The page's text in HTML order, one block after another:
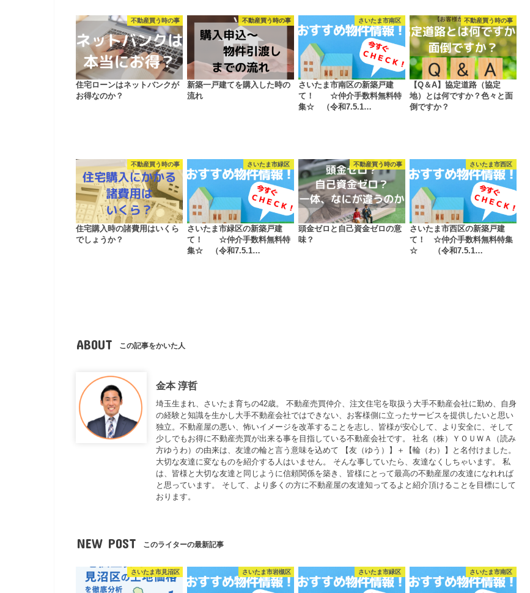
不動産買う時の事
住宅ローンはネットバンクが
お得なのか？
不動産買う時の事
新築一戸建てを購入した時の
流れ
さいたま市南区
さいたま市南区の新築戸建
て！ ☆仲介手数料無料特
集☆ （令和7.5.1…
不動産買う時の事
【Q＆A】協定道路（協定
地）とは何ですか？色々と面
倒ですか？
不動産買う時の事
住宅購入時の諸費用はいくら
でしょうか？
さいたま市緑区
さいたま市緑区の新築戸建
て！ ☆仲介手数料無料特
集☆ （令和7.5.1…
不動産買う時の事
頭金ゼロと自己資金ゼロの意
味？
さいたま市西区
さいたま市西区の新築戸建
て！ ☆仲介手数料無料特集
☆ （令和7.5.1…
ABOUT この記事をかいた人
金本 淳哲
埼玉生まれ、さいたま育ちの42歳。 不動産売買仲介、注文住宅を取扱う大手不動産会社に勤め、自身
の経験と知識を生かし大手不動産会社ではできない、お客様側に立ったサービスを提供したいと思い
独立。不動産屋の悪い、怖いイメージを改革することを志し、皆様が安心して、より安全に、そして
少しでもお得に不動産売買が出来る事を目指している不動産会社です。 社名（株）ＹＯＵＷＡ（読み
方ゆうわ）の由来は、友達の輪と言う意味を込めて 【友（ゆう）】＋【輪（わ）】と名付けました。
大切な友達に変なものを紹介する人はいません。 そんな事していたら、友達なくしちゃいます。 私
は、皆様と大切な友達と同じように信頼関係を築き、皆様にとって最高の不動産屋の友達になれれば
と思っています。 そして、より多くの方に不動産屋の友達知ってるよと紹介頂けることを目標にして
おります。
NEW POST このライターの最新記事
さいたま市見沼区 さいたま市岩槻区 さいたま市緑区 さいたま市南区